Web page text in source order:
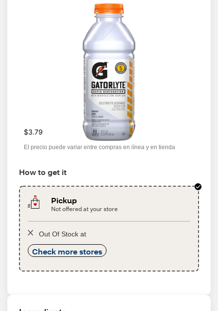
$3.79
El precio puede variar entre compras en línea y en tienda
How to get it
Pickup
Not offered at your store
Out Of Stock at
Check more stores